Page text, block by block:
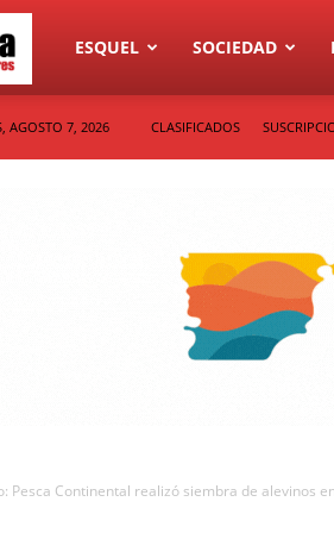
Diario
La
ESQUEL SOCIEDAD
AGOSTO 7, 2026 CLASIFICADOS
Pesca Continental realizó siembra de alevinos